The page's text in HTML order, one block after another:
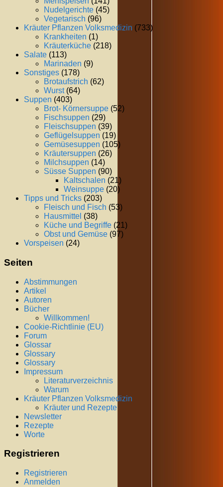
Nudelgerichte (45)
Vegetarisch (96)
Kräuter Pflanzen Volksmedizin (733)
Krankheiten (1)
Kräuterküche (218)
Salate (113)
Marinaden (9)
Sonstiges (178)
Brotaufstrich (62)
Wurst(64)
Suppen (403)
Brot- Körnersuppe (52)
Fischsuppen (29)
Fleischsuppen (39)
Geflügelsuppen (19)
Gemüsesuppen (105)
Kräutersuppen (26)
Milchsuppen (14)
Süsse Suppen (90)
Kaltschalen (21)
Weinsuppe (20)
Tipps und Tricks (203)
Fleisch und Fisch (53)
Hausmittel (38)
Küche und Begriffe (21)
Obst und Gemüse (97)
Vorspeisen (24)
Seiten
Abstimmungen
Artikel
Autoren
Bücher
Willkommen!
Cookie-Richtlinie (EU)
Forum
Glossar
Glossary
Glossary
Impressum
Literaturverzeichnis
Warum
Kräuter Pflanzen Volksmedizin
Kräuter und Rezepte
Newsletter
Rezepte
Worte
Registrieren
Registrieren
Anmelden